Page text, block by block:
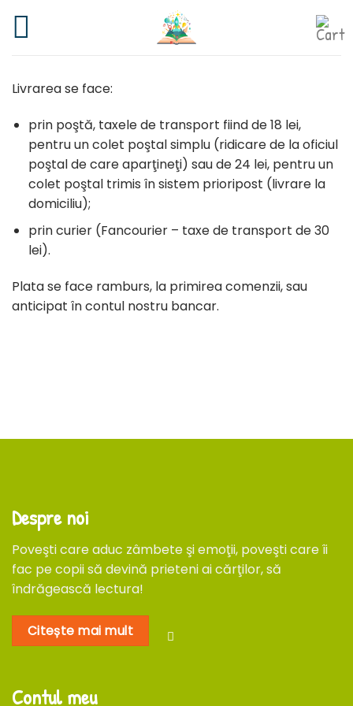
Livrarea se face:
prin poştă, taxele de transport fiind de 18 lei,
pentru un colet poştal simplu (ridicare de la oficiul
poştal de care aparţineţi) sau de 24 lei, pentru un
colet poştal trimis în sistem prioripost (livrare la
domiciliu);
prin curier (Fancourier – taxe de transport de 30
lei).
Plata se face ramburs, la primirea comenzii, sau
anticipat în contul nostru bancar.
Despre noi
Poveşti care aduc zâmbete şi emoţii, poveşti care îi
fac pe copii să devină prieteni ai cărţilor, să
îndrăgească lectura!
Citește mai mult
Contul meu